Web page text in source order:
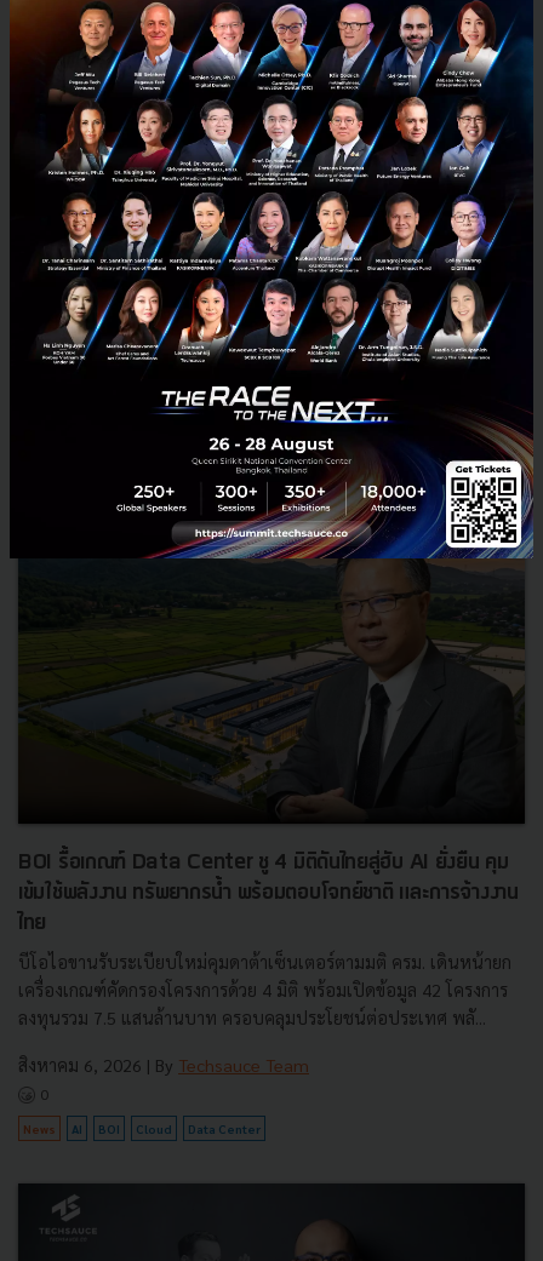
3 เรื่องที่ประเทศไทยต้อง Focus สร้างคน–นวัตกรรม–ปฏิรูป
ระบบราชการ เพื่อยกระดับขีดความสามารถประเทศ
นายอนุทิน ชาญวีรกูล นายกรัฐมนตรีและรัฐมนตรีว่าการกระทรวง
มหาดไทย กล่าวปาฐกถาพิเศษในหัวข้อ “ฝ่าวิกฤติ รับมือระเบียบโลก
ใหม่” ในงาน The INTANIA Forum...
สิงหาคม 6, 2026| By Techsauce Team
BOI รื้อเกณฑ์ Data Center ชู 4 มิติดันไทยสู่ฮับ AI ยั่งยืน คุม
เข้มใช้พลังงาน ทรัพยากรน้ำ พร้อมตอบโจทย์ชาติ และการจ้างงาน
ไทย
บีโอไอขานรับระเบียบใหม่คุมดาต้าเซ็นเตอร์ตามมติ ครม. เดินหน้ายก
เครื่องเกณฑ์คัดกรองโครงการด้วย 4 มิติ พร้อมเปิดข้อมูล 42 โครงการ
ลงทุนรวม 7.5 แสนล้านบาท ครอบคลุมประโยชน์ต่อประเทศ พลั...
สิงหาคม 6, 2026 | By Techsauce Team
0
News AI BOI Cloud Data Center